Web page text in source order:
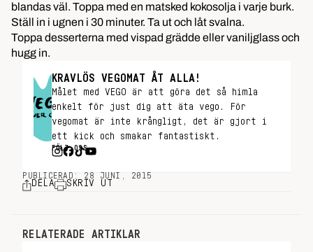
blandas väl. Toppa med en matsked kokosolja i varje burk.
Ställ in i ugnen i 30 minuter. Ta ut och låt svalna.
Toppa desserterna med vispad grädde eller vaniljglass och
hugg in.
KRAVLÖS VEGOMAT ÅT ALLA!
Målet med VEGO är att göra det så himla
enkelt för just dig att äta vego. För
vegomat är inte krångligt, det är gjort i
ett kick och smakar fantastiskt.
FÖLJ OSS
PUBLICERAD: 28 JUNI, 2015
DELA SKRIV UT
RELATERADE ARTIKLAR